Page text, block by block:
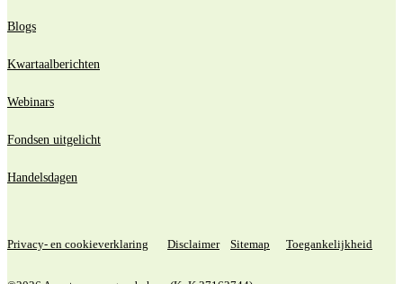
Blogs
Kwartaalberichten
Webinars
Fondsen uitgelicht
Handelsdagen
Privacy- en cookieverklaring Disclaimer Sitemap Toegankelijkheid